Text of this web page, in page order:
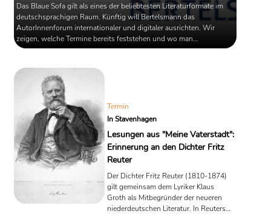
Das Blaue Sofa gilt als eines der beliebtesten Literaturformate im
deutschsprachigen Raum. Künftig will Bertelsmann das
AutorInnenforum internationaler und digitaler ausrichten. Wir
zeigen, welche Termine bereits feststehen und wo man
AutorInnengespräche auf dem "Blaue Sofa" erleben kann.
Termin
In Stavenhagen
Lesungen aus "Meine Vaterstadt":
Erinnerung an den Dichter Fritz
Reuter
Der Dichter Fritz Reuter (1810-1874)
gilt gemeinsam dem Lyriker Klaus
Groth als Mitbegründer der neueren
niederdeutschen Literatur. In Reuters